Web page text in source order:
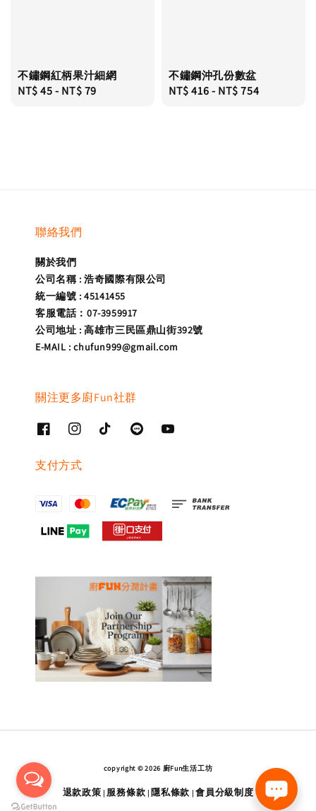
不鏽鋼紅柄果汁細網
Regular
NT$ 45- NT$ 79
不鏽鋼沖孔份數盆
Regular
NT$ 416- NT$ 754
聯絡我們
關於我們
公司名稱 : 浩奇國際有限公司
統一編號 : 45141455
客服電話：07-3959917
公司地址 : 高雄市三民區鼎山街392號
E-MAIL : chufun999@gmail.com
關注更多廚Fun社群
支付方式
copyright © 2026 廚Fun生活工坊
退款政策 | 服務條款 | 隱私條款 |會員分級制度